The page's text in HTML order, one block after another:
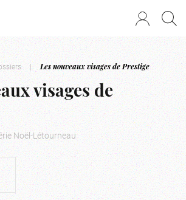
| Les nouveaux visages de Prestige
visages de
Noël-Létourneau